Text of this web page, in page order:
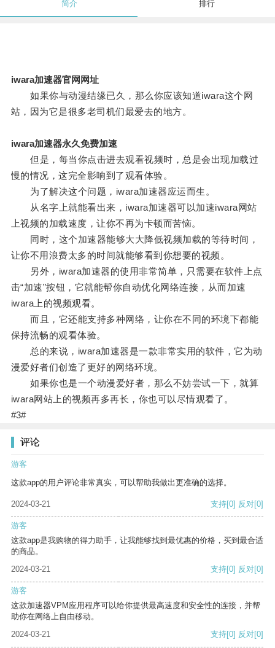
简介 排行
iwara加速器官网网址
如果你与动漫结缘已久，那么你应该知道iwara这个网
站，因为它是很多老司机们最爱去的地方。
iwara加速器永久免费加速
但是，每当你点击进去观看视频时，总是会出现加载过
慢的情况，这完全影响到了观看体验。
为了解决这个问题，iwara加速器应运而生。
从名字上就能看出来，iwara加速器可以加速iwara网站
上视频的加载速度，让你不再为卡顿而苦恼。
同时，这个加速器能够大大降低视频加载的等待时间，
让你不用浪费太多的时间就能够看到你想要的视频。
另外，iwara加速器的使用非常简单，只需要在软件上点
击“加速”按钮，它就能帮你自动优化网络连接，从而加速
iwara上的视频观看。
而且，它还能支持多种网络，让你在不同的环境下都能
保持流畅的观看体验。
总的来说，iwara加速器是一款非常实用的软件，它为动
漫爱好者们创造了更好的网络环境。
如果你也是一个动漫爱好者，那么不妨尝试一下，就算
iwara网站上的视频再多再长，你也可以尽情观看了。
#3#
评论
游客
这款app的用户评论非常真实，可以帮助我做出更准确的选择。
2024-03-21 支持[0] 反对[0]
游客
这款app是我购物的得力助手，让我能够找到最优惠的价格，买到最合适
的商品。
2024-03-21
支持[0] 反对[0]
游客
这款加速器VPM应用程序可以给你提供最高速度和安全性的连接，并帮
助你在网络上自由移动。
2024-03-21
支持[0] 反对[0]